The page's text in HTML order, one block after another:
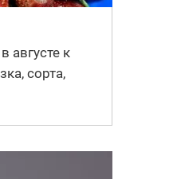
августе к
сорта,